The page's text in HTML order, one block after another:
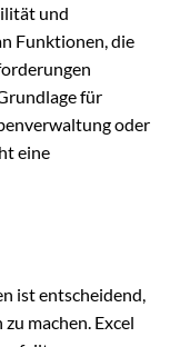
und
Funktionen, die
für
oder
eine
ist entscheidend,
machen. Excel